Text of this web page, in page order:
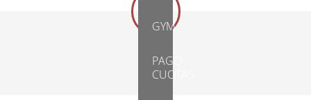
GYM
PAGO
CUOTAS
Juvenil